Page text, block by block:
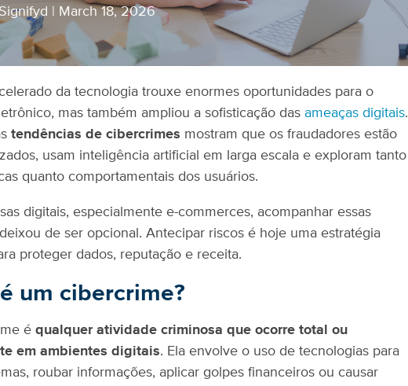
March 18, 2026
da tecnologia trouxe enormes oportunidades para o
mas também ampliou a sofisticação das ameaças digitais.
tendências de cibercrimes mostram que os fraudadores estão
usam inteligência artificial em larga escala e exploram tanto
quanto comportamentais dos usuários.
digitais, especialmente e-commerces, acompanhar essas
de ser opcional. Antecipar riscos é hoje uma estratégia
proteger dados, reputação e receita.
um cibercrime?
é qualquer atividade criminosa que ocorre total ou
em ambientes digitais. Ela envolve o uso de tecnologias para
roubar informações, aplicar golpes financeiros ou causar